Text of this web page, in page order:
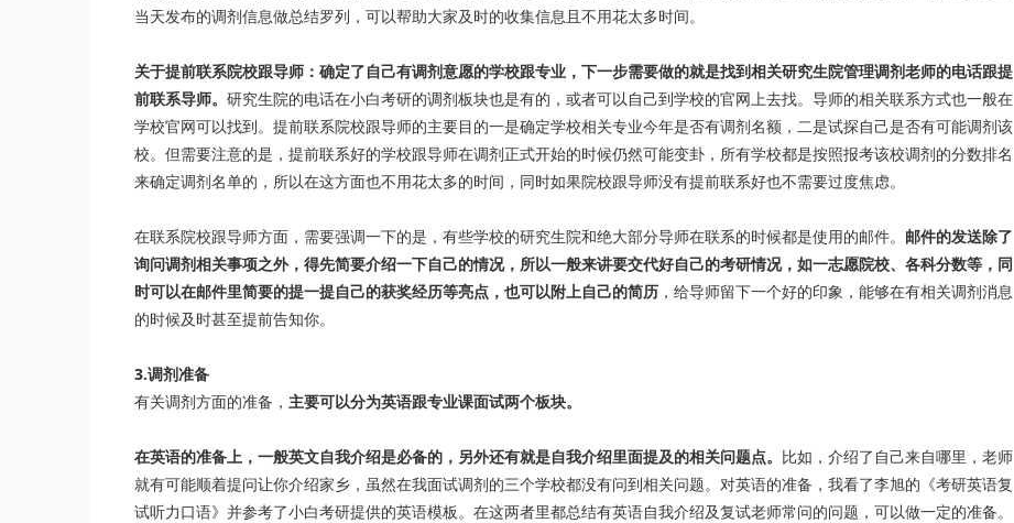
当天发布的调剂信息做总结罗列，可以帮助大家及时的收集信息且不用花太多时间。
关于提前联系院校跟导师：确定了自己有调剂意愿的学校跟专业，下一步需要做的就是找到相关研究生院管理调剂老师的电话跟提
前联系导师。 研究生院的电话在小白考研的调剂板块也是有的，或者可以自己到学校的官网上去找。导师的相关联系方式也一般在
学校官网可以找到。提前联系院校跟导师的主要目的一是确定学校相关专业今年是否有调剂名额，二是试探自己是否有可能调剂该
校。但需要注意的是，提前联系好的学校跟导师在调剂正式开始的时候仍然可能变卦，所有学校都是按照报考该校调剂的分数排名
来确定调剂名单的，所以在这方面也不用花太多的时间，同时如果院校跟导师没有提前联系好也不需要过度焦虑。
在联系院校跟导师方面，需要强调一下的是，有些学校的研究生院和绝大部分导师在联系的时候都是使用的邮件。 邮件的发送除了
询问调剂相关事项之外，得先简要介绍一下自己的情况，所以一般来讲要交代好自己的考研情况，如一志愿院校、各科分数等，同
时可以在邮件里简要的提一提自己的获奖经历等亮点，也可以附上自己的简历 ，给导师留下一个好的印象，能够在有相关调剂消息
的时候及时甚至提前告知你。
3.调剂准备
有关调剂方面的准备， 主要可以分为英语跟专业课面试两个板块。
在英语的准备上，一般英文自我介绍是必备的，另外还有就是自我介绍里面提及的相关问题点。 比如，介绍了自己来自哪里，老师
就有可能顺着提问让你介绍家乡，虽然在我面试调剂的三个学校都没有问到相关问题。对英语的准备，我看了李旭的《考研英语复
试听力口语》并参考了小白考研提供的英语模板。在这两者里都总结有英语自我介绍及复试老师常问的问题，可以做一定的准备。